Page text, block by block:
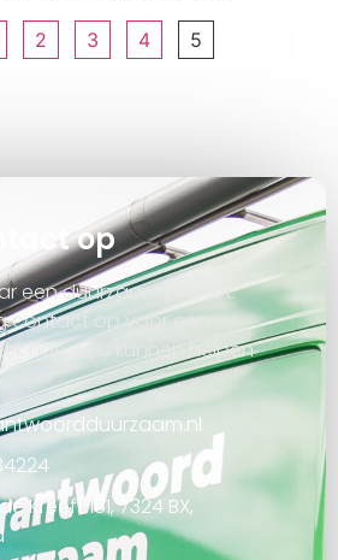
2 3 4 5
op
een duurzaam project.
contact op voor een
hoe wij u kunnen helpen
Kreeft 181, 7324 BX,